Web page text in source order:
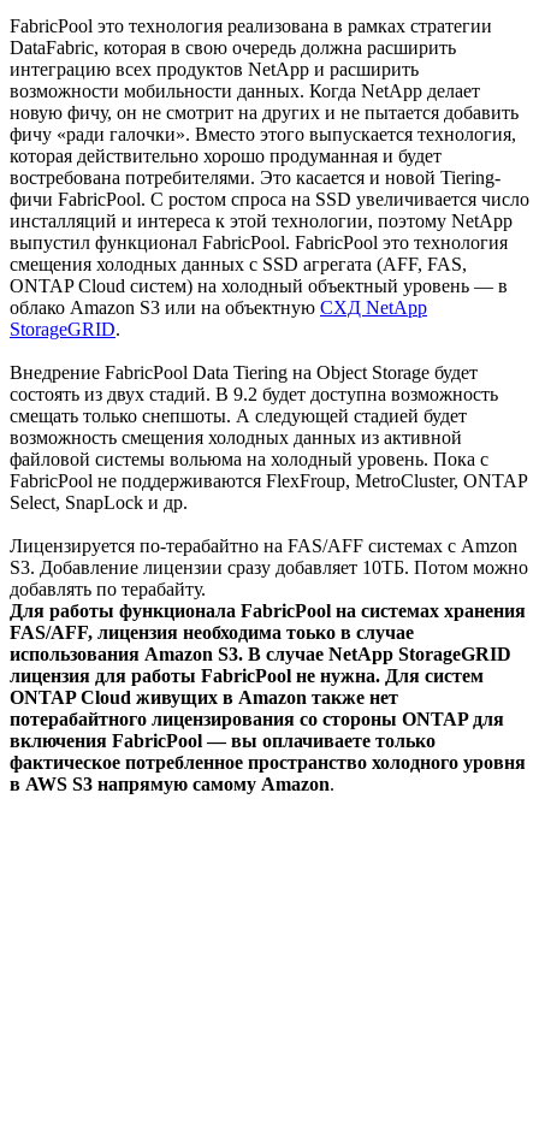
FabricPool это технология реализована в рамках стратегии
DataFabric, которая в свою очередь должна расширить
интеграцию всех продуктов NetApp и расширить
возможности мобильности данных. Когда NetApp делает
новую фичу, он не смотрит на других и не пытается добавить
фичу «ради галочки». Вместо этого выпускается технология,
которая действительно хорошо продуманная и будет
востребована потребителями. Это касается и новой Tiering-
фичи FabricPool. С ростом спроса на SSD увеличивается число
инсталляций и интереса к этой технологии, поэтому NetApp
выпустил функционал FabricPool. FabricPool это технология
смещения холодных данных с SSD агрегата (AFF, FAS,
ONTAP Cloud систем) на холодный объектный уровень — в
облако Amazon S3 или на объектную СХД NetApp
StorageGRID.
Внедрение FabricPool Data Tiering на Object Storage будет
состоять из двух стадий. В 9.2 будет доступна возможность
смещать только снепшоты. А следующей стадией будет
возможность смещения холодных данных из активной
файловой системы вольюма на холодный уровень. Пока с
FabricPool не поддерживаются FlexFroup, MetroCluster, ONTAP
Select, SnapLock и др.
Лицензируется по-терабайтно на FAS/AFF системах с Amzon
S3. Добавление лицензии сразу добавляет 10ТБ. Потом можно
добавлять по терабайту.
Для работы функционала FabricPool на системах хранения
FAS/AFF, лицензия необходима тоько в случае
использования Amazon S3. В случае NetApp StorageGRID
лицензия для работы FabricPool не нужна. Для систем
ONTAP Cloud живущих в Amazon также нет
потерабайтного лицензирования со стороны ONTAP для
включения FabricPool — вы оплачиваете только
фактическое потребленное пространство холодного уровня
в AWS S3 напрямую самому Amazon.